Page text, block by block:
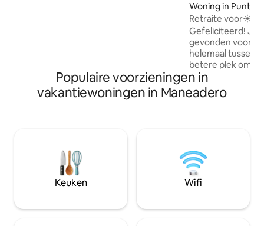
Woning in Punta
Retraite
Perfect uitje voor
Gefeliciteerd! Je
gevonden voor
helemaal tussenuit te
betere plek om
en je
omgeving te genieten! Door in
verblijven, zit je
komen, maar ze
hebt gekozen
The Couple's
Populaire voorzieningen in
vakantiewoningen in Maneadero
Keuken Wifi